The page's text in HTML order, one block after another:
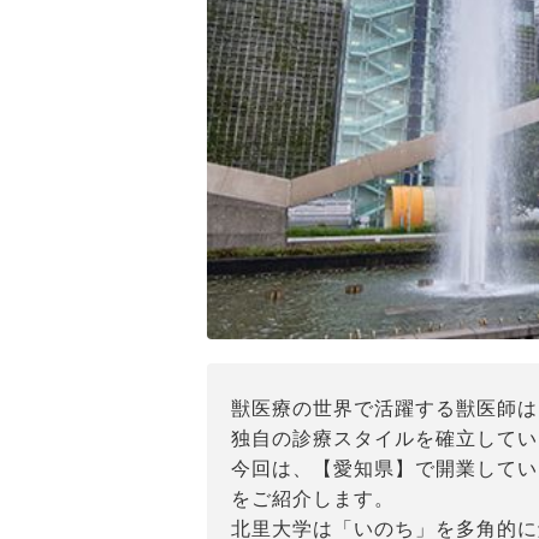
獣医療の世界で活躍する獣医師
独自の診療スタイルを確立して
今回は、【愛知県】で開業して
をご紹介します。
北里大学は「いのち」を多角的